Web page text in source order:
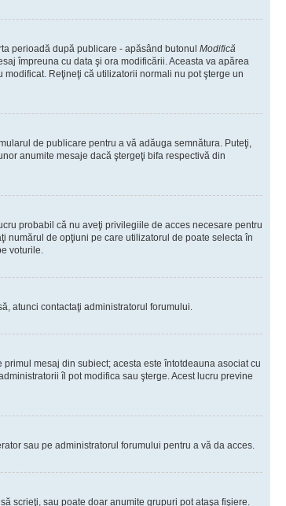
perioadă după publicare - apăsând butonul Modifică
împreuna cu data şi ora modificării. Aceasta va apărea
Reţineţi că utilizatorii normali nu pot şterge un
de publicare pentru a vă adăuga semnătura. Puteţi,
anumite mesaje dacă ştergeţi bifa respectivă din
probabil că nu aveţi privilegiile de acces necesare pentru
numărul de opţiuni pe care utilizatorul de poate selecta în
voturile.
atunci contactaţi administratorul forumului.
mesaj din subiect; acesta este întotdeauna asociat cu
îl pot modifica sau şterge. Acest lucru previne
sau pe administratorul forumului pentru a vă da acces.
scrieţi, sau poate doar anumite grupuri pot ataşa fişiere.